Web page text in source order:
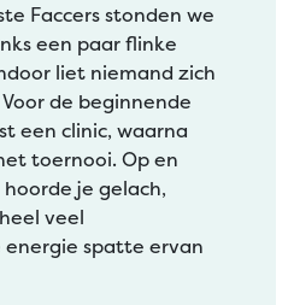
Faccers stonden we
een paar flinke
liet niemand zich
de beginnende
een clinic, waarna
toernooi. Op en
je gelach,
veel
energie spatte ervan